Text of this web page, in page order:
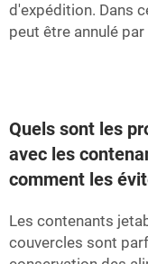
d'expédition. Dans
peut être annulé
Quels sont les
avec les
comment les
Les contenants
couvercles sont